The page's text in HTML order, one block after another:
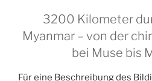
3200 Kilometer
Myanmar – von der
bei Muse bis
Für eine Beschreibung des